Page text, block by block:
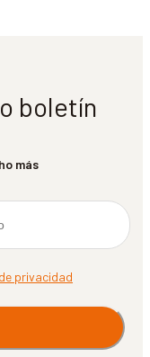
boletín
más
privacidad